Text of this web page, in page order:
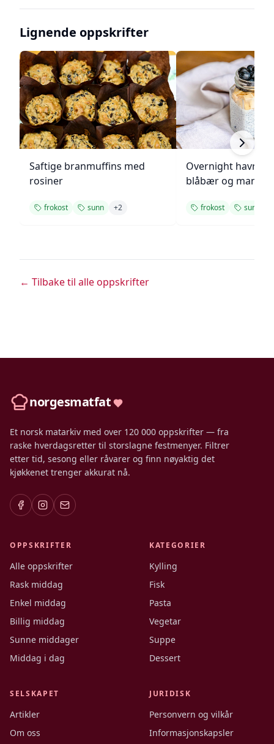
Lignende oppskrifter
Saftige branmuffins med
rosiner
frokost sunn +2
Overnight
blåbær og
frokost sunn
← Tilbake til alle oppskrifter
norgesmatfat
Et norsk matarkiv med over 120 000 oppskrifter — fra
raske hverdagsretter til storslagne festmenyer. Filtrer
etter tid, sesong eller råvarer og finn nøyaktig det
kjøkkenet trenger akkurat nå.
OPPSKRIFTER
Alle oppskrifter
Rask middag
Enkel middag
Billig middag
Sunne middager
Middag i dag
KATEGORIER
Kylling
Fisk
Pasta
Vegetar
Suppe
Dessert
SELSKAPET
Artikler
Om oss
JURIDISK
Personvern og vilkår
Informasjonskapsler